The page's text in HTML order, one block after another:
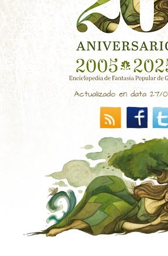
Actualizado en data 27/